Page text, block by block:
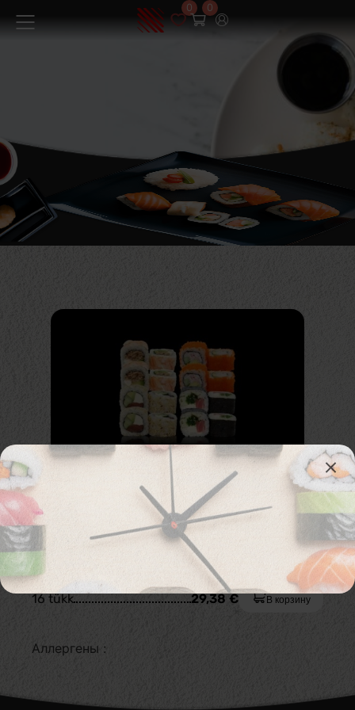
0 0
Menüü
544. Mini Set 4 16 tk.
237. Izumo Maki 4 tk. 245. Sinto Maki 4 tk. 234.
Akami Maki 4 tk. 214. Maguro Maki 4 tk.
16 tükk 29,38€ В корзину
Аллергены :